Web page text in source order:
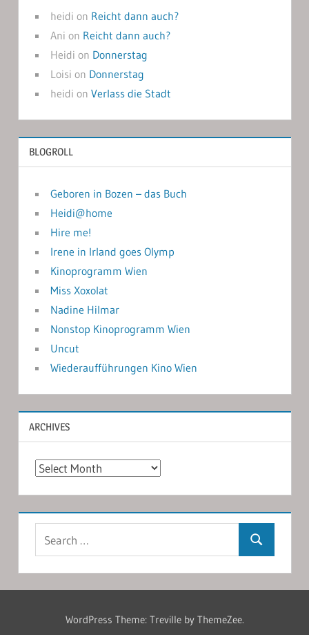
heidi on Reicht dann auch?
Ani on Reicht dann auch?
Heidi on Donnerstag
Loisi on Donnerstag
heidi on Verlass die Stadt
BLOGROLL
Geboren in Bozen – das Buch
Heidi@home
Hire me!
Irene in Irland goes Olymp
Kinoprogramm Wien
Miss Xoxolat
Nadine Hilmar
Nonstop Kinoprogramm Wien
Uncut
Wiederaufführungen Kino Wien
ARCHIVES
Archives
Search
WordPress Theme: Treville by ThemeZee.